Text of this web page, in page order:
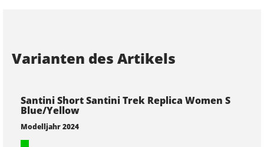
Varianten des Artikels
Santini Short Santini Trek Replica Women S
Blue/Yellow
Modelljahr 2024